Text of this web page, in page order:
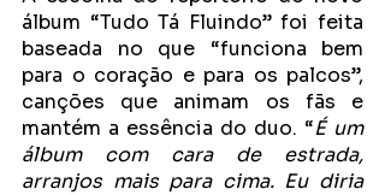
álbum “Tudo Tá Fluindo” foi feita
baseada no que “funciona bem
para o coração e para os palcos”,
canções que animam os fãs e
mantém a essência do duo. “É um
álbum com cara de estrada,
arranjos mais para cima. Eu diria